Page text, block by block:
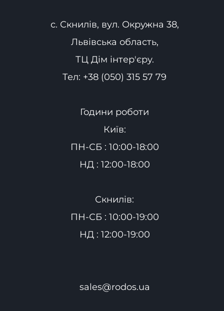
с. Скнилів, вул. Окружна 38,
Львівська область,
ТЦ Дім інтер'єру.
Тел: +38 (050) 315 57 79
Години роботи
Київ:
ПН-СБ : 10:00-18:00
НД : 12:00-18:00
Скнилів:
ПН-СБ : 10:00-19:00
НД : 12:00-19:00
sales@rodos.ua